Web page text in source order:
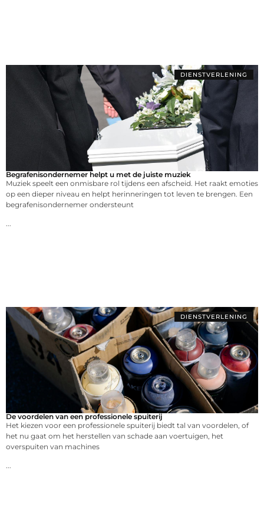
DIENSTVERLENING
Begrafenisondernemer helpt u met de juiste muziek
Muziek speelt een onmisbare rol tijdens een afscheid. Het raakt emoties
op een dieper niveau en helpt herinneringen tot leven te brengen. Een
begrafenisondernemer ondersteunt
...
DIENSTVERLENING
De voordelen van een professionele spuiterij
Het kiezen voor een professionele spuiterij biedt tal van voordelen, of
het nu gaat om het herstellen van schade aan voertuigen, het
overspuiten van machines
...